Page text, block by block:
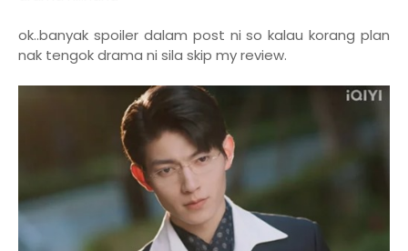
ok..banyak spoiler dalam post ni so kalau korang plan
nak tengok drama ni sila skip my review.